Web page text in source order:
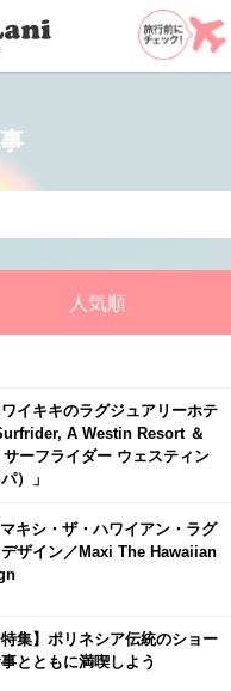
人気順
イキキのラグジュアリーホテ
A Westin Resort ＆
ーフライダー ウェスティン
）」
マキシ・ザ・ハワイアン・ラグ
ザイン／Maxi The Hawaiian
特集】ポリネシア伝統のショー
とともに満喫しよう